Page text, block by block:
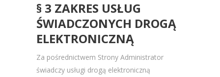
§ 3 ZAKRES USŁUG
ŚWIADCZONYCH DROGĄ
ELEKTRONICZNĄ
Za pośrednictwem Strony Administrator
świadczy usługi drogą elektroniczną